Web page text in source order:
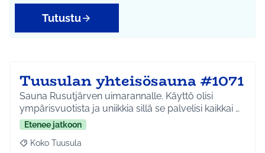
Tutustu
Tuusulan yhteisösauna #1071
Sauna Rusutjärven uimarannalle. Käyttö olisi
ympärisvuotista ja uniikkia sillä se palvelisi kaikkai …
Etenee jatkoon
Rajaa tulokset aihepiirin mukaan: Koko Tuusula
Koko Tuusula